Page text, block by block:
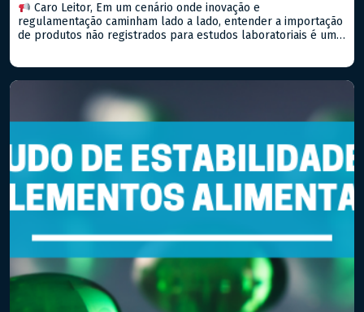
Caro Leitor, Em um cenário onde inovação e
regulamentação caminham lado a lado, entender a importação
de produtos não registrados para estudos laboratoriais é um
atualizações) da […]